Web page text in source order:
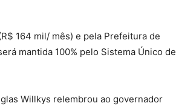
164 mil/ mês) e pela Prefeitura de
mantida 100% pelo Sistema Único de
Willkys relembrou ao governador